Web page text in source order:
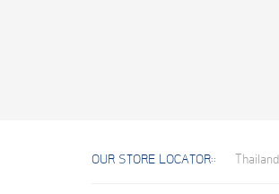
OUR STORE LOCATOR:: Thailand